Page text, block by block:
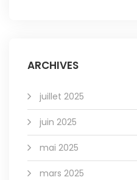
ARCHIVES
juillet 2025
juin 2025
mai 2025
mars 2025